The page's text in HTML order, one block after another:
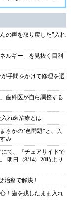
んの声を取り戻した"入れ
ルギー」を見抜く目利
手間をかけて修理を選
歯科医が自ら調整する
入れ歯治療とは
さかの"色問題"と、入
み
て、『チェアサイドで
明⽇（8/14）20時より
治療で解決！
！歯を残したまま入れ